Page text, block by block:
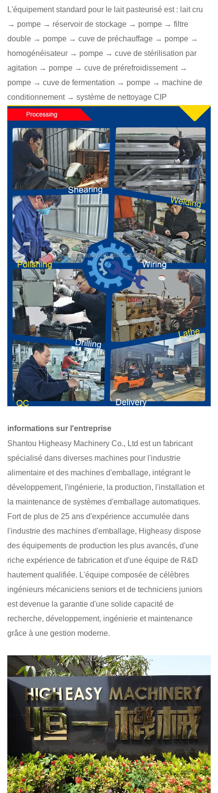
L'équipement standard pour le lait pasteurisé est : lait cru
→ pompe → réservoir de stockage → pompe → filtre
double → pompe → cuve de préchauffage → pompe →
homogénéisateur → pompe → cuve de stérilisation par
agitation → pompe → cuve de prérefroidissement →
pompe → cuve de fermentation → pompe → machine de
conditionnement → système de nettoyage CIP
informations sur l'entreprise
Shantou Higheasy Machinery Co., Ltd est un fabricant
spécialisé dans diverses machines pour l'industrie
alimentaire et des machines d'emballage, intégrant le
développement, l'ingénierie, la production, l'installation et
la maintenance de systèmes d'emballage automatiques.
Fort de plus de 25 ans d'expérience accumulée dans
l'industrie des machines d'emballage, Higheasy dispose
des équipements de production les plus avancés, d'une
riche expérience de fabrication et d'une équipe de R&D
hautement qualifiée. L'équipe composée de célèbres
ingénieurs mécaniciens seniors et de techniciens juniors
est devenue la garantie d'une solide capacité de
recherche, développement, ingénierie et maintenance
grâce à une gestion moderne.